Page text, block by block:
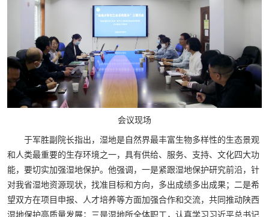
会议现场
于军胜副院长指出，湿地是自然界最丰富生物多样性的生态景观
和人类最重要的生存环境之一，具有供给、服务、支持、文化四大功
能，要切实加强湿地保护。他强调，一是紧跟湿地保护研究前沿，针
对我省湿地资源现状，找准目标和方向，多出成绩多出成果；二是希
望双方在项目申报、人才培养等方面加强合作和交流，共同推动陕西
湿地保护高质量发展；三是湿地所全体职工，认真学习习近平总书记